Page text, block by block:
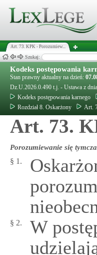
Art. 73. KPK - Porozumiew...
Szukaj:
Kodeks postępowania
Stan prawny aktualny na dzień:
Dz.U.2026.0.490 t.j. - Ustawa z
Kodeks postępowania karnego
Rozdział 8. Oskarżony
Art.
Art. 73.
Porozumiewanie się
§ 1.
§ 2.
W